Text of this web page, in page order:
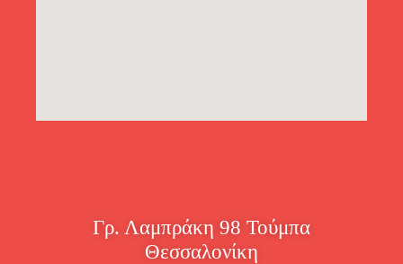
Γρ. Λαμπράκη 98 Τούμπα
Θεσσαλονίκη